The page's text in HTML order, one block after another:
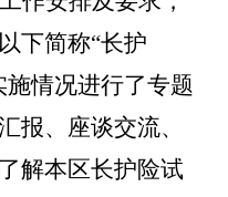
下简称“长护
情况进行了专题
报、座谈交流、
解本区长护险试